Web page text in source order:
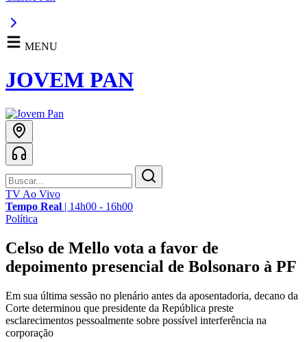
MENU
JOVEM PAN
TV Ao Vivo
Tempo Real | 14h00 - 16h00
Política
Celso de Mello vota a favor de
depoimento presencial de Bolsonaro à PF
Em sua última sessão no plenário antes da aposentadoria, decano da
Corte determinou que presidente da República preste
esclarecimentos pessoalmente sobre possível interferência na
corporação